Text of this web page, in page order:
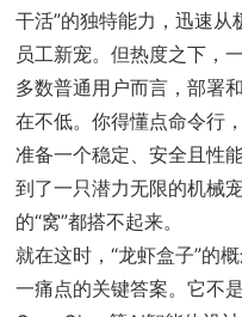
干活”的独特能力，迅速
员工新宠。但热度之下，
多数普通用户而言，部署
在不低。你得懂点命令行
准备一个稳定、安全且性
到了一只潜力无限的机械
的“窝”都搭不起来。
就在这时，“龙虾盒子”的
一痛点的关键答案。它不